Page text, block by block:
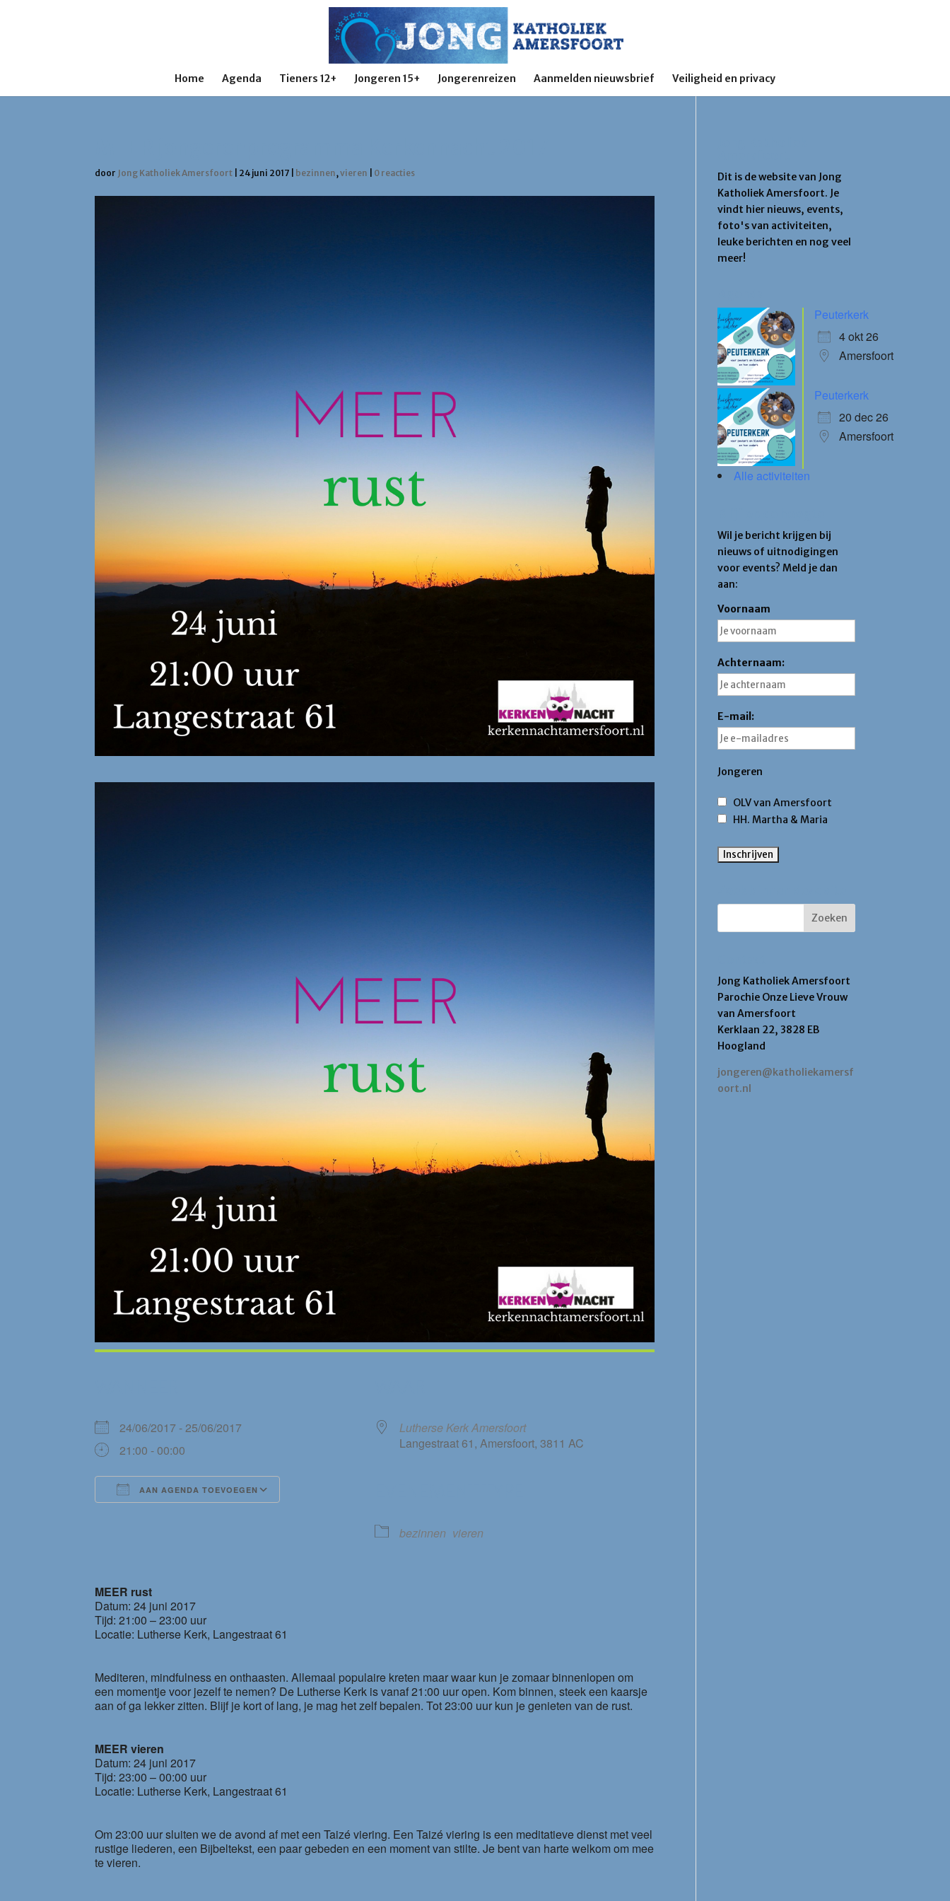
Home Agenda Tieners 12+ Jongeren 15+ Jongerenreizen Aanmelden nieuwsbrief Veiligheid en privacy
door Jong Katholiek Amersfoort 24 juni 2017 bezinnen,vieren 0 reacties
24/06/2017 - 25/06/2017
21:00 - 00:00
AAN AGENDA TOEVOEGEN
Lutherse Kerk Amersfoort
Langestraat 61, Amersfoort, 3811 AC
bezinnen vieren
MEER rust
Datum: 24 juni 2017
Tijd: 21:00 – 23:00 uur
Locatie: Lutherse Kerk, Langestraat 61
Mediteren, mindfulness en onthaasten. Allemaal populaire kreten maar waar kun je zomaar binnenlopen om
een momentje voor jezelf te nemen? De Lutherse Kerk is vanaf 21:00 uur open. Kom binnen, steek een kaarsje
aan of ga lekker zitten. Blijf je kort of lang, je mag het zelf bepalen. Tot 23:00 uur kun je genieten van de rust.
MEER vieren
Datum: 24 juni 2017
Tijd: 23:00 – 00:00 uur
Locatie: Lutherse Kerk, Langestraat 61
Om 23:00 uur sluiten we de avond af met een Taizé viering. Een Taizé viering is een meditatieve dienst met veel
rustige liederen, een Bijbeltekst, een paar gebeden en een moment van stilte. Je bent van harte welkom om mee
te vieren.
Dit is de website van Jong
Katholiek Amersfoort. Je
vindt hier nieuws, events,
foto's van activiteiten,
leuke berichten en nog veel
meer!
Peuterkerk
4 okt 26
Amersfoort
Peuterkerk
20 dec 26
Amersfoort
Alle activiteiten
Wil je bericht krijgen bij
nieuws of uitnodigingen
voor events? Meld je dan
aan:
Voornaam
Achternaam:
E-mail:
Jongeren
OLV van Amersfoort
HH. Martha & Maria
Jong Katholiek Amersfoort
Parochie Onze Lieve Vrouw
van Amersfoort
Kerklaan 22, 3828 EB
Hoogland
jongeren@katholiekamersf
oort.nl